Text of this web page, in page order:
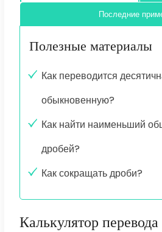
Последние
Полезные материалы
Как переводится
обыкновенную?
Как найти наименьший
дробей?
Как сокращать дроби?
Калькулятор перевода